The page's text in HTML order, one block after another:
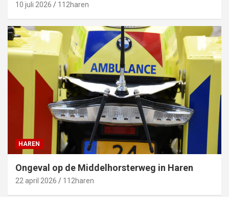
10 juli 2026 112haren
HAREN
Ongeval op de Middelhorsterweg in Haren
22 april 2026 112haren